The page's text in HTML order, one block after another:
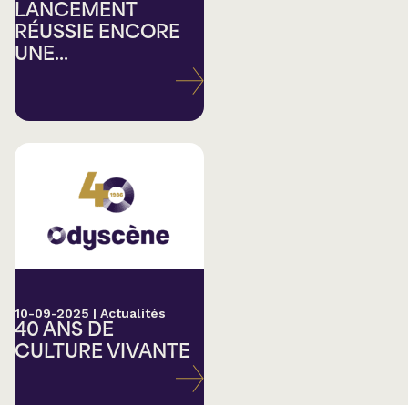
LANCEMENT
RÉUSSIE ENCORE
UNE...
10-09-2025 | Actualités
40 ANS DE
CULTURE VIVANTE